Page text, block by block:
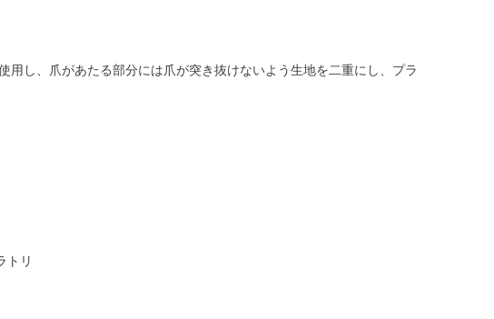
し、爪があたる部分には爪が突き抜けないよう生地を二重にし、プラ
トリ